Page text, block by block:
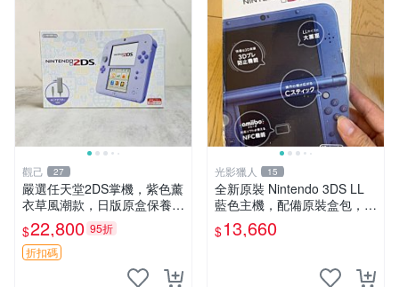
觀己 27
嚴選任天堂2DS掌機，紫色薰
衣草風潮款，日版原盒保養。
3DS手遊娛樂新體驗。 2DS
掌機 日版 游玩 便攜式
$22,800 95折
折扣碼
光影獵人 15
全新原裝 Nintendo 3DS LL
藍色主機，配備原裝盒包，螢
幕乾淨如新，按鍵順暢，支援
3D 與 NFC 技術，兼容 amiib
$13,660